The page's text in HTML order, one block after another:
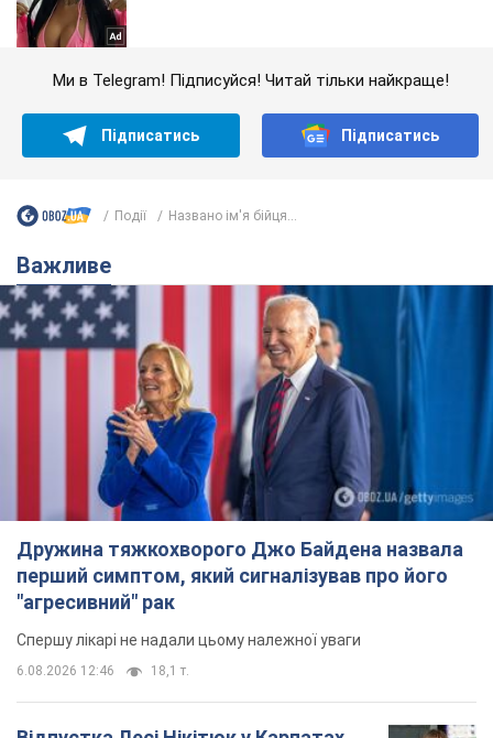
Ми в Telegram! Підписуйся! Читай тільки найкраще!
Підписатись Підписатись
Події Названо ім'я бійця...
Важливе
Дружина тяжкохворого Джо Байдена назвала
перший симптом, який сигналізував про його
"агресивний" рак
Спершу лікарі не надали цьому належної уваги
6.08.2026 12:46 18,1 т.